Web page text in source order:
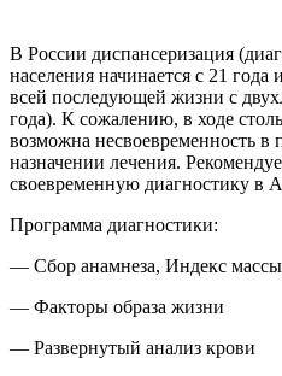
Общий
В России диспансеризация
населения начинается с 21
всей последующей жизни с
года). К сожалению, в ходе
возможна несвоевременность в
назначении лечения.
своевременную диагностику в
Программа диагностики:
— Сбор анамнеза, Индекс массы
— Факторы образа жизни
— Развернутый анализ крови